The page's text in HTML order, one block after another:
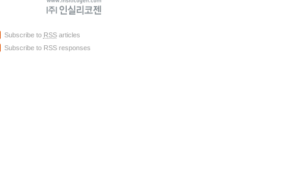
Subscribe to RSSarticles
Subscribe to RSS responses